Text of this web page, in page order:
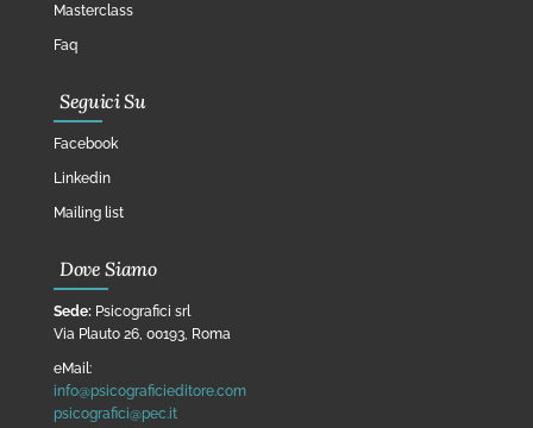
Masterclass
Faq
Seguici Su
Facebook
Linkedin
Mailing list
Dove Siamo
Sede: Psicografici srl
Via Plauto 26, 00193, Roma
eMail:
info@psicograficieditore.com
psicografici@pec.it